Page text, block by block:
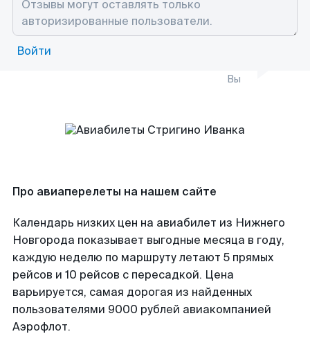
Войти
Вы
Про авиаперелеты на нашем сайте
Календарь низких цен на авиабилет из Нижнего
Новгорода показывает выгодные месяца в году,
каждую неделю по маршруту летают 5 прямых
рейсов и 10 рейсов с пересадкой. Цена
варьируется, самая дорогая из найденных
пользователями 9000 рублей авиакомпанией
Аэрофлот.